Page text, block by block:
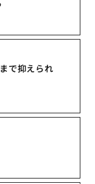
で抑えられ